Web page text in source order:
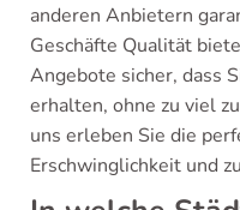
anderen Anbietern
Geschäfte Qualität
Angebote sicher, dass
erhalten, ohne zu viel
uns erleben Sie die
Erschwinglichkeit und